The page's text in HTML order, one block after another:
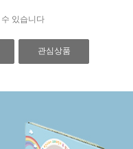
있습니다
관심상품